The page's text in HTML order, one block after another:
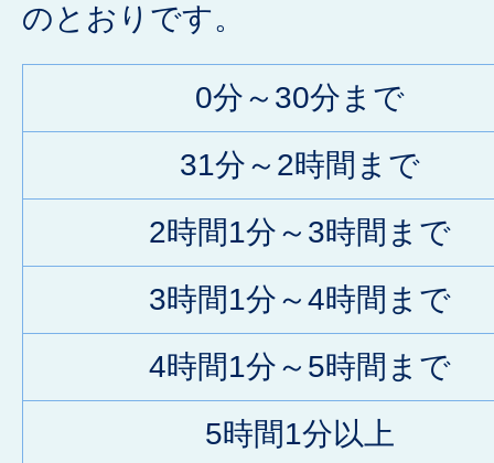
のとおりです。
0分～30分まで
31分～2時間まで
2時間1分～3時間まで
3時間1分～4時間まで
4時間1分～5時間まで
5時間1分以上